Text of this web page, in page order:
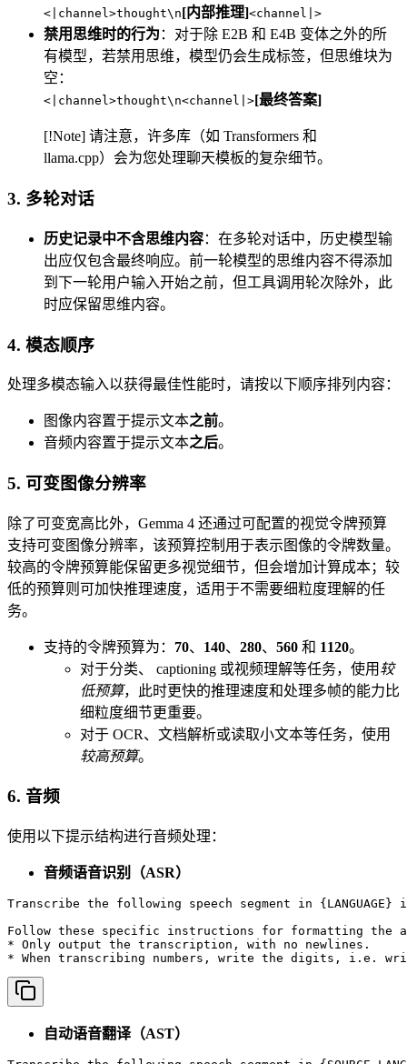
<|channel>thought\n[内部推理]<channel|>
禁用思维时的行为 ：对于除 E2B 和 E4B 变体之外的所
有模型，若禁用思维，模型仍会生成标签，但思维块为
空：
<|channel>thought\n<channel|>[最终答案]
[!Note] 请注意，许多库（如 Transformers 和
llama.cpp）会为您处理聊天模板的复杂细节。
3. 多轮对话
历史记录中不含思维内容：在多轮对话中，历史模型输
出应仅包含最终响应。前一轮模型的思维内容不得添加
到下一轮用户输入开始之前，但工具调用轮次除外，此
时应保留思维内容。
4. 模态顺序
处理多模态输入以获得最佳性能时，请按以下顺序排列内容：
图像内容置于提示文本之前。
音频内容置于提示文本之后。
5. 可变图像分辨率
除了可变宽高比外，Gemma 4 还通过可配置的视觉令牌预算
支持可变图像分辨率，该预算控制用于表示图像的令牌数量。
较高的令牌预算能保留更多视觉细节，但会增加计算成本；较
低的预算则可加快推理速度，适用于不需要细粒度理解的任
务。
支持的令牌预算为： 70、 140、 280、 560 和 1120。
对于分类、 captioning 或视频理解等任务，使用 较
低预算，此时更快的推理速度和处理多帧的能力比
细粒度细节更重要。
对于 OCR、文档解析或读取小文本等任务，使用
较高预算。
6. 音频
使用以下提示结构进行音频处理：
音频语音识别（ASR）
Transcribe the following speech segment in {LANGUAGE}
Follow these specific instructions for formatting the
* Only output the transcription, with no newlines.
* When transcribing numbers, write the digits, i.e.
自动语音翻译（AST）